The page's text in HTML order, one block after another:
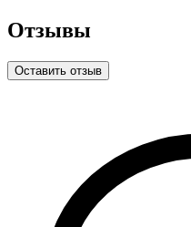
Отзывы
Оставить отзыв